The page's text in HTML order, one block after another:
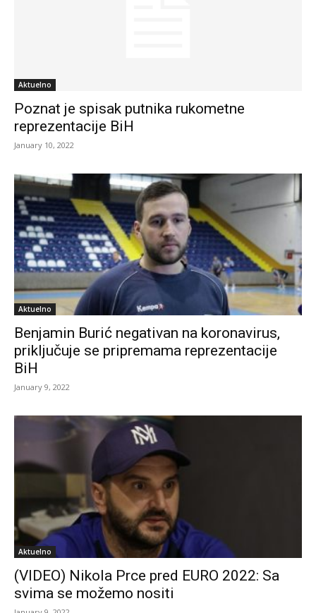
Aktuelno
Poznat je spisak putnika rukometne
reprezentacije BiH
January 10, 2022
Aktuelno
Benjamin Burić negativan na koronavirus,
priključuje se pripremama reprezentacije
BiH
January 9, 2022
Aktuelno
(VIDEO) Nikola Prce pred EURO 2022: Sa
svima se možemo nositi